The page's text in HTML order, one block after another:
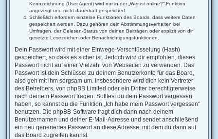
Kennzeichnung (User Agent) wird nur in der „Wer ist online?“-Funktion
angezeigt und nicht dauerhaft gespeichert.
Schließlich erfordern einzelne Funktionen des Boards, dass weitere Daten
gespeichert werden. Dazu gehören dein Abstimmungsverhalten bei
Umfragen, der Gelesen-Status von deinen Beiträgen oder explizit von dir
gesetzte Lesezeichen oder Benachrichtigungsfunktionen.
Dein Passwort wird mit einer Einwege-Verschlüsselung (Hash)
gespeichert, so dass es sicher ist. Jedoch wird dir empfohlen, dieses
Passwort nicht auf einer Vielzahl von Webseiten zu verwenden. Das
Passwort ist dein Schlüssel zu deinem Benutzerkonto für das Board,
also geh mit ihm sorgsam um. Insbesondere wird dich kein Vertreter
des Betreibers, von phpBB Limited oder ein Dritter berechtigterweise
nach deinem Passwort fragen. Solltest du dein Passwort vergessen
haben, so kannst du die Funktion „Ich habe mein Passwort vergessen“
benutzen. Die phpBB-Software fragt dich dann nach deinem
Benutzernamen und deiner E-Mail-Adresse und sendet anschließend
ein neu generiertes Passwort an diese Adresse, mit dem du dann auf
das Board zugreifen kannst.